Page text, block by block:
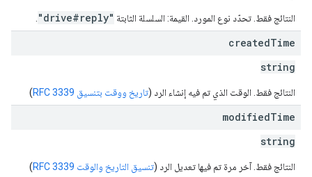
النتائج فقط. تحدّد نوع المورد. القيمة: السلسلة الثابتة "drive#reply"
createdTime
string
النتائج فقط. الوقت الذي تم فيه إنشاء الرد (تاريخ ووقت بتنسيق RFC 3339 )
modifiedTime
string
النتائج فقط. آخر مرة تم فيها تعديل الرد (تنسيق التاريخ والوقت RFC 3339 )